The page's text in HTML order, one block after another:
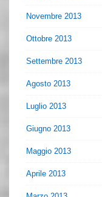
Novembre 2013
Ottobre 2013
Settembre 2013
Agosto 2013
Luglio 2013
Giugno 2013
Maggio 2013
Aprile 2013